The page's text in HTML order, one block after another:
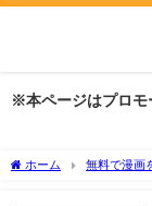
※本ページはプロモ
ホーム 無料で漫画